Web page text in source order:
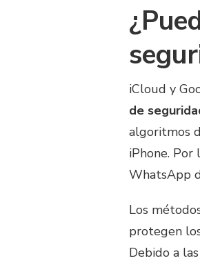
iCloud y
de
algoritmos
iPhone.
WhatsApp
Los
protegen
Debido a